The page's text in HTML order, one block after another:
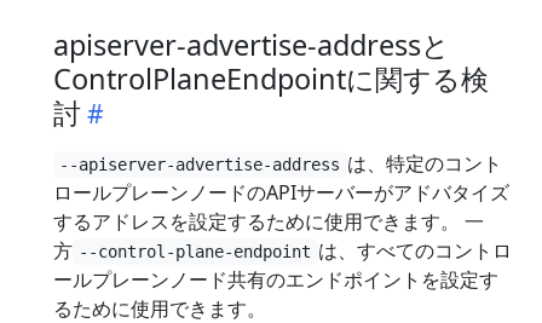
apiserver-advertise-addressと
ControlPlaneEndpointに関する検
討
--apiserver-advertise-address は、特定のコント
ロールプレーンノードのAPIサーバーがアドバタイズ
するアドレスを設定するために使用できます。 一
方 --control-plane-endpoint は、すべてのコントロ
ールプレーンノード共有のエンドポイントを設定す
るために使用できます。